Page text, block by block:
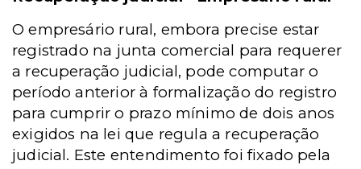
O empresário rural, embora precise estar
registrado na junta comercial para requerer
a recuperação judicial, pode computar o
período anterior à formalização do registro
para cumprir o prazo mínimo de dois anos
exigidos na lei que regula a recuperação
judicial. Este entendimento foi fixado pela